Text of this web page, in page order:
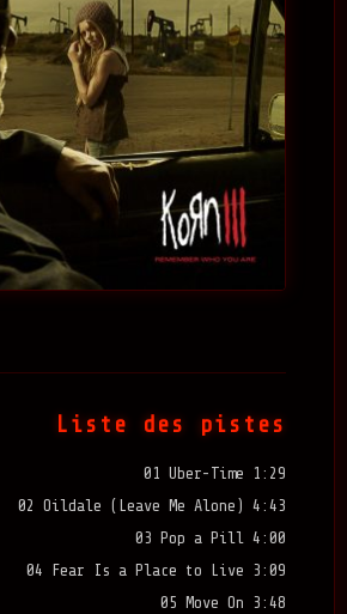
Liste des pistes
01 Uber-Time 1:29
02 Oildale (Leave Me Alone) 4:43
03 Pop a Pill 4:00
04 Fear Is a Place to Live 3:09
05 Move On 3:48